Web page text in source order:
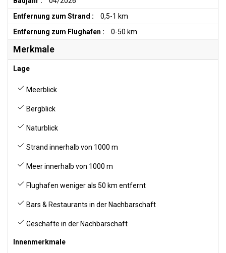
Entfernung zum Strand :
0,5-1 km
Entfernung zum Flughafen :
0-50 km
Merkmale
Lage
Meerblick
Bergblick
Naturblick
Strand innerhalb von 1000 m
Meer innerhalb von 1000 m
Flughafen weniger als 50 km entfernt
Bars & Restaurants in der Nachbarschaft
Geschäfte in der Nachbarschaft
Innenmerkmale